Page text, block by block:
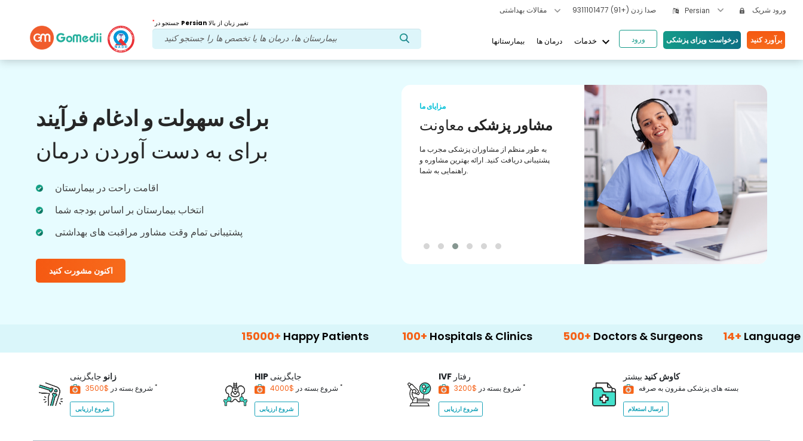
صدا زدن (+91) 9311101477 Persian ورود شریک
* Persian تغییر زبان از بالا
بیمارستانها درمان ها keyboard_arrow_down ورود درخواست ویزای پزشکی برآورد کنید
برای سهولت و ادغام فرآیند
برای به دست آوردن درمان
اقامت راحت در بیمارستان
انتخاب بیمارستان بر اساس بودجه شما
پشتیبانی تمام وقت مشاور مراقبت های بهداشتی
اکنون مشورت کنید
مزایای ما
بعد از درمان پیگیری
مراقبت
کنید. به روز رسانی منظم در مورد نیازهای درمانی
مزایای ما
مشاور پزشکی معاونت
به طور منظم از مشاوران پزشکی مجرب ما
پشتیبانی دریافت کنید. ارائه بهترین مشاوره و
راهنمایی به شما.
Happy Patients 100+ Hospitals & Clinics 500+ Doctors & Surgeons 14+Language Support
زانو جایگزینی
شروع بسته در *
شروع ارزیابی
HIP جایگزینی
شروع بسته در *
شروع ارزیابی
IVF رفتار
شروع بسته در *
شروع ارزیابی
کاوش کنید بیشتر
بسته های پزشکی مقرون به صرفه
ارسال استعلام